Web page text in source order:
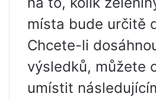
místa bude určitě
Chcete-li
výsledků, můžete
umístit